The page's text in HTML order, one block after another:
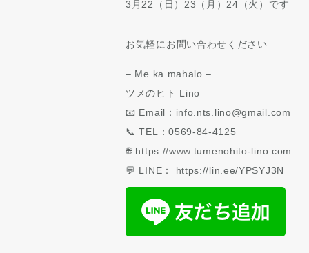
3月22（日）23（月）24（火）です
お気軽にお問い合わせください
– Me ka mahalo –
ツメのヒト Lino
📧 Email：info.nts.lino@gmail.com
📞 TEL：0569-84-4125
🌐 https://www.tumenohito-lino.com
💬 LINE： https://lin.ee/YPSYJ3N